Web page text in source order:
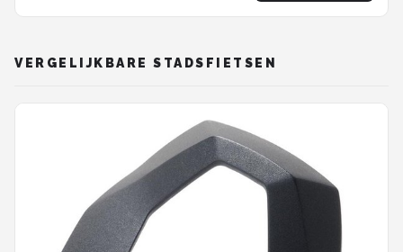
VERGELIJKBARE STADSFIETSEN